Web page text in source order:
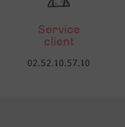
Service
client
02.52.10.57.10